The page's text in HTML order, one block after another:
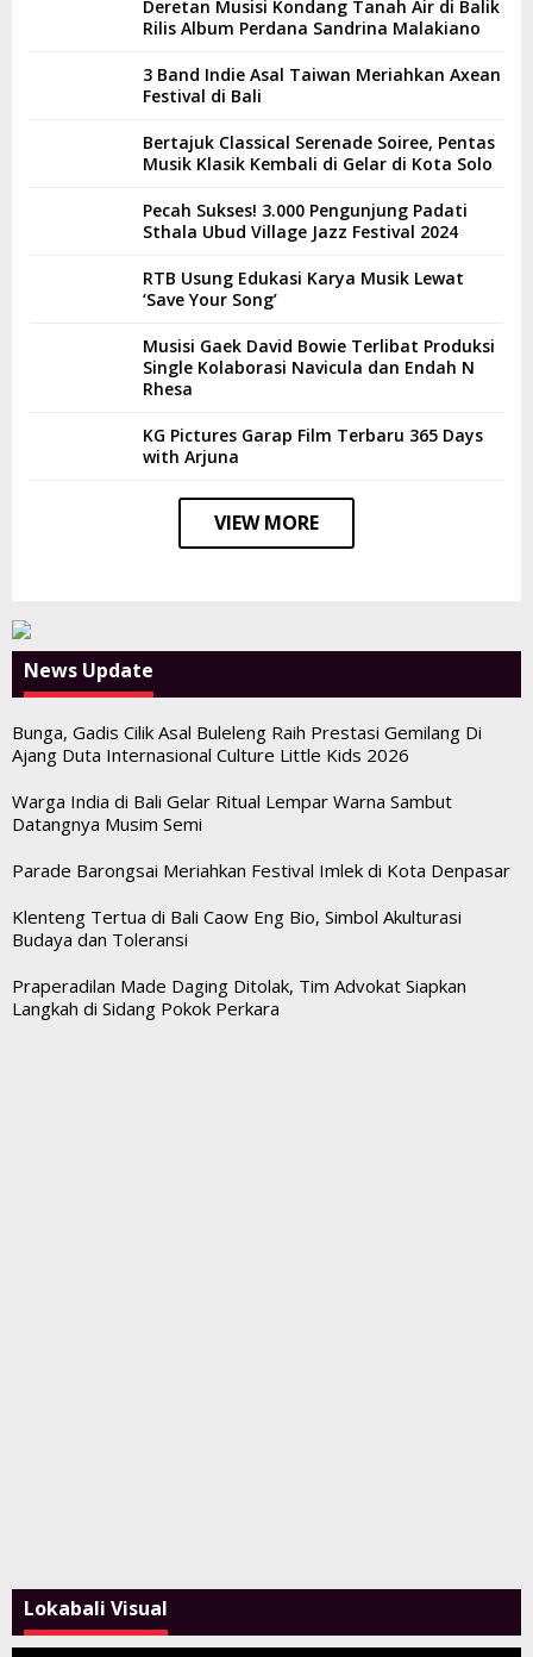
Deretan Musisi Kondang Tanah Air di Balik
Rilis Album Perdana Sandrina Malakiano
3 Band Indie Asal Taiwan Meriahkan Axean
Festival di Bali
Bertajuk Classical Serenade Soiree, Pentas
Musik Klasik Kembali di Gelar di Kota Solo
Pecah Sukses! 3.000 Pengunjung Padati
Sthala Ubud Village Jazz Festival 2024
RTB Usung Edukasi Karya Musik Lewat
‘Save Your Song’
Musisi Gaek David Bowie Terlibat Produksi
Single Kolaborasi Navicula dan Endah N
Rhesa
KG Pictures Garap Film Terbaru 365 Days
with Arjuna
VIEW MORE
News Update
Bunga, Gadis Cilik Asal Buleleng Raih Prestasi Gemilang Di
Ajang Duta Internasional Culture Little Kids 2026
Warga India di Bali Gelar Ritual Lempar Warna Sambut
Datangnya Musim Semi
Parade Barongsai Meriahkan Festival Imlek di Kota Denpasar
Klenteng Tertua di Bali Caow Eng Bio, Simbol Akulturasi
Budaya dan Toleransi
Praperadilan Made Daging Ditolak, Tim Advokat Siapkan
Langkah di Sidang Pokok Perkara
Lokabali Visual